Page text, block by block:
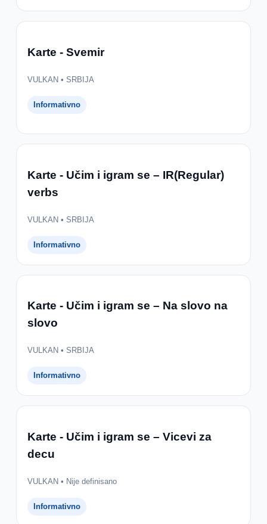
Karte - Svemir
VULKAN • SRBIJA
Informativno
Karte - Učim i igram se – IR(Regular)
verbs
VULKAN • SRBIJA
Informativno
Karte - Učim i igram se – Na slovo na
slovo
VULKAN • SRBIJA
Informativno
Karte - Učim i igram se – Vicevi za
decu
VULKAN • Nije definisano
Informativno